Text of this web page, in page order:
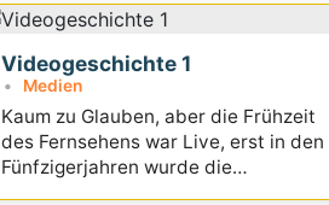
Videogeschichte 1
Medien
Kaum zu Glauben, aber die Frühzeit
des Fernsehens war Live, erst in den
Fünfzigerjahren wurde die